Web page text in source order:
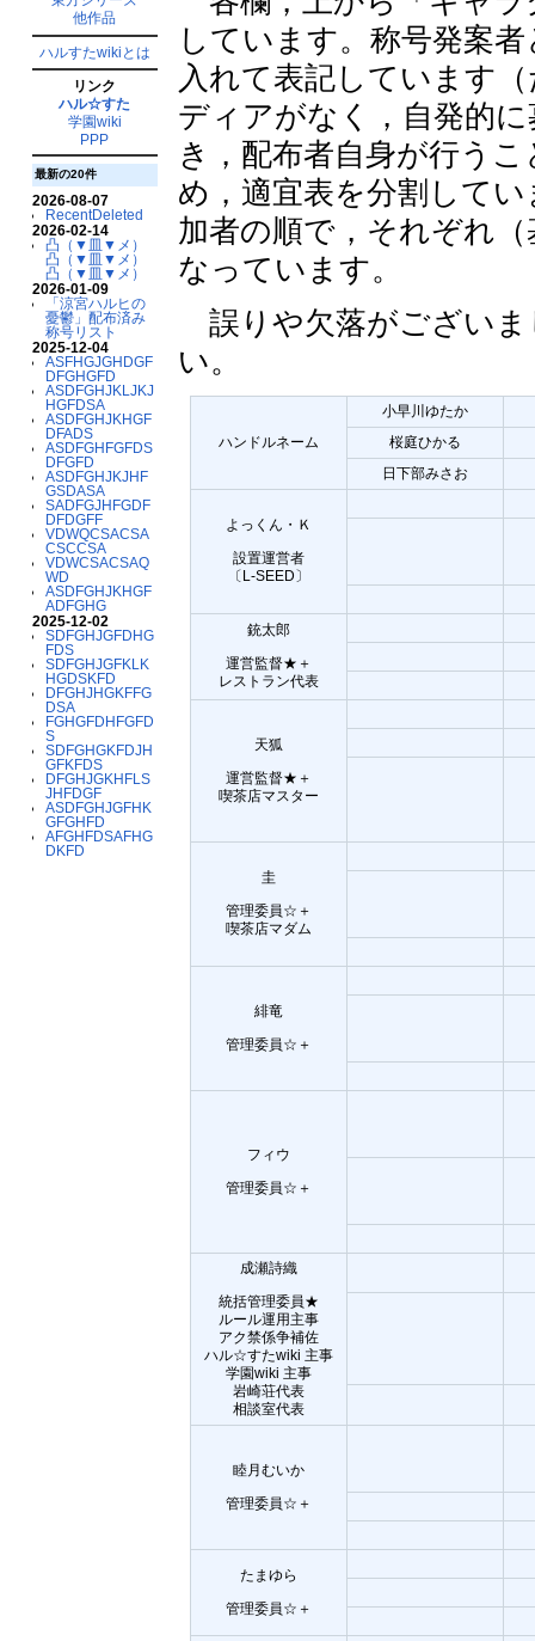
他作品
ハルすたwikiとは
リンク
ハル☆すた
学園wiki
PPP
最新の20件
2026-08-07
RecentDeleted
2026-02-14
凸（▼皿▼メ）
凸（▼皿▼メ）
凸（▼皿▼メ）
2026-01-09
「涼宮ハルヒの
憂鬱」配布済み
称号リスト
2025-12-04
ASFHGJGHDGF
DFGHGFD
ASDFGHJKLJKJ
HGFDSA
ASDFGHJKHGF
DFADS
ASDFGHFGFDS
DFGFD
ASDFGHJKJHF
GSDASA
SADFGJHFGDF
DFDGFF
VDWQCSACSA
CSCCSA
VDWCSACSAQ
WD
ASDFGHJKHGF
ADFGHG
2025-12-02
SDFGHJGFDHG
FDS
SDFGHJGFKLK
HGDSKFD
DFGHJHGKFFG
DSA
FGHGFDHFGFD
S
SDFGHGKFDJH
GFKFDS
DFGHJGKHFLS
JHFDGF
ASDFGHJGFHK
GFGHFD
AFGHFDSAFHG
DKFD
しています。称号発案
入れて表記しています
ディアがなく，自発的
き，配布者自身が行う
め，適宜表を分割して
加者の順で，それぞれ
なっています。
誤りや欠落がございま
い。
ハンドルネーム
小早川ゆたか
桜庭ひかる
日下部みさお
よっくん・Ｋ
設置運営者
〔L-SEED〕
銃太郎
運営監督★＋
レストラン代表
天狐
運営監督★＋
喫茶店マスター
圭
管理委員☆＋
喫茶店マダム
緋竜
管理委員☆＋
フィウ
管理委員☆＋
成瀬詩織
統括管理委員★
ルール運用主事
アク禁係争補佐
ハル☆すたwiki 主事
学園wiki 主事
岩崎荘代表
相談室代表
睦月むいか
管理委員☆＋
たまゆら
管理委員☆＋